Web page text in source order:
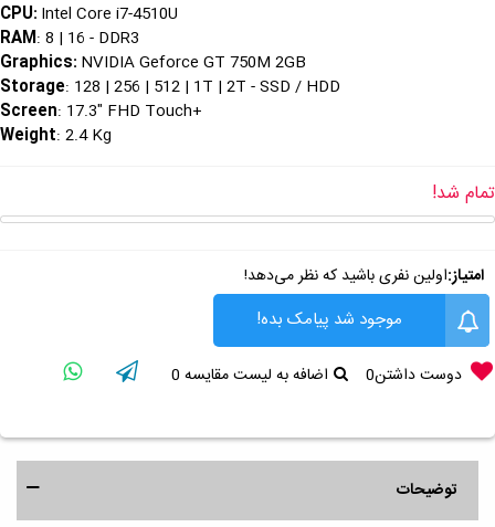
CPU: Intel Core i7-4510U
RAM: 8 | 16 - DDR3
Graphics: NVIDIA Geforce GT 750M 2GB
Storage: 128 | 256 | 512 | 1T | 2T - SSD / HDD
+
Screen: 17.3" FHD Touch
Weight: 2.4 Kg
تمام شد!
امتیاز:اولین نفری باشید که نظر می‌دهد!
موجود شد پیامک بده!
دوست داشتن0 اضافه به لیست مقایسه 0
توضیحات